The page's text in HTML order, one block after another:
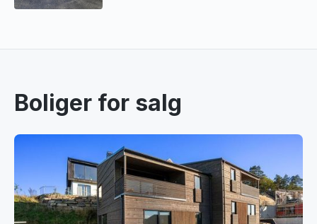
Boliger for salg